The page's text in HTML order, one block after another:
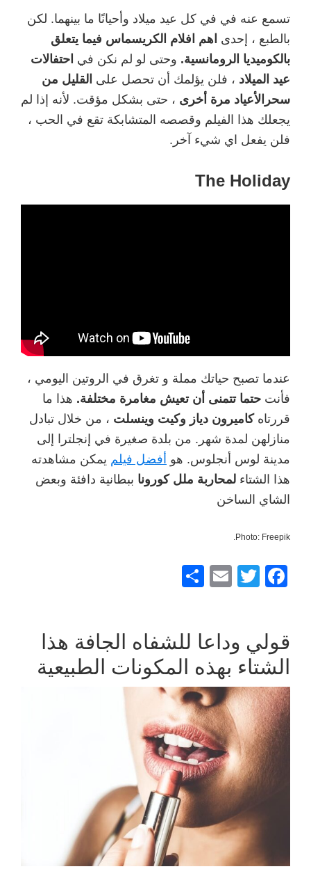
تسمع عنه في في كل عيد ميلاد وأحيانًا ما بينهما. لكن
بالطبع ، إحدى اهم افلام الكريسماس فيما يتعلق
بالكوميديا ​​الرومانسية. وحتى لو لم نكن في احتفالات
عيد الميلاد ، فلن يؤلمك أن تحصل على القليل من
سحرالأعياد مرة أخرى ، حتى بشكل مؤقت. لأنه إذا لم
يجعلك هذا الفيلم وقصصه المتشابكة تقع في الحب ،
فلن يفعل اي شيء آخر.
The Holiday
عندما تصبح حياتك مملة و تغرق في الروتين اليومي ،
فأنت حتما تتمنى أن تعيش مغامرة مختلفة. هذا ما
قررتاهكاميرون دياز وكيت وينسلت ، من خلال تبادل
منازلهن لمدة شهر. من بلدة صغيرة في إنجلترا إلى
مدينة لوس أنجلوس. هو أفضل فيلم يمكن مشاهدته
هذا الشتاء لمحاربة ملل كورونا ببطانية دافئة وبعض
الشاي الساخن
Photo: Freepik.
F
e
b
o
o
k
T
er
E
قولي وداعا للشفاه الجافة هذا
الشتاء بهذه المكونات الطبيعية